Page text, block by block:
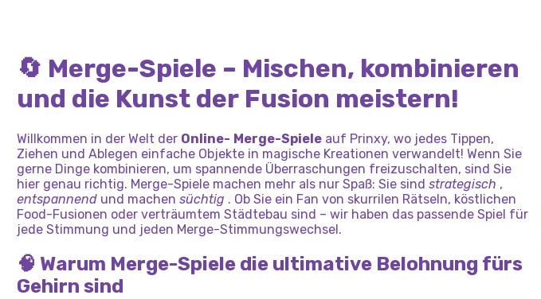
🔄 Merge-Spiele – Mischen, kombinieren
und die Kunst der Fusion meistern!
Willkommen in der Welt der Online- Merge-Spiele auf Prinxy, wo jedes Tippen,
Ziehen und Ablegen einfache Objekte in magische Kreationen verwandelt! Wenn Sie
gerne Dinge kombinieren, um spannende Überraschungen freizuschalten, sind Sie
hier genau richtig. Merge-Spiele machen mehr als nur Spaß: Sie sind strategisch ,
entspannend und machen süchtig . Ob Sie ein Fan von skurrilen Rätseln, köstlichen
Food-Fusionen oder verträumtem Städtebau sind – wir haben das passende Spiel für
jede Stimmung und jeden Merge-Stimmungswechsel.
🧠 Warum Merge-Spiele die ultimative Belohnung fürs
Gehirn sind